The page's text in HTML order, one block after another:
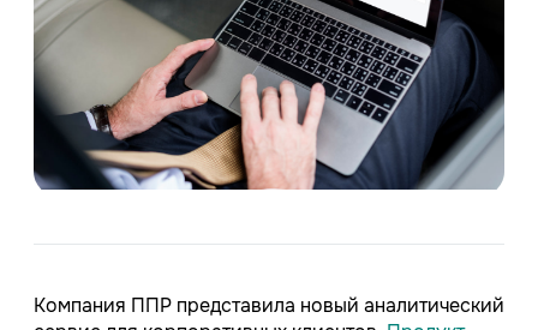
Компания ППР представила новый аналитический